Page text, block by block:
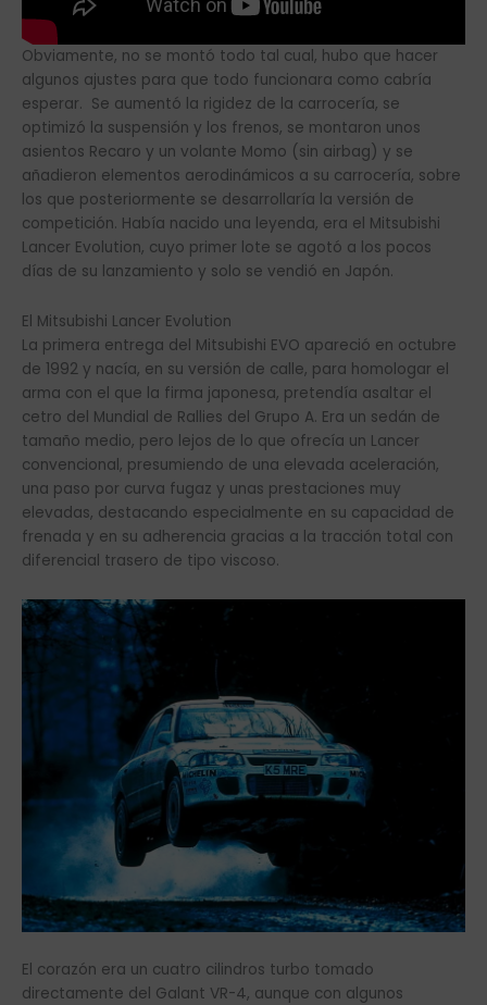
Obviamente, no se montó todo tal cual, hubo que hacer
algunos ajustes para que todo funcionara como cabría
esperar. Se aumentó la rigidez de la carrocería, se
optimizó la suspensión y los frenos, se montaron unos
asientos Recaro y un volante Momo (sin airbag) y se
añadieron elementos aerodinámicos a su carrocería, sobre
los que posteriormente se desarrollaría la versión de
competición. Había nacido una leyenda, era el Mitsubishi
Lancer Evolution, cuyo primer lote se agotó a los pocos
días de su lanzamiento y solo se vendió en Japón.
El Mitsubishi Lancer Evolution
La primera entrega del Mitsubishi EVO apareció en octubre
de 1992 y nacía, en su versión de calle, para homologar el
arma con el que la firma japonesa, pretendía asaltar el
cetro del Mundial de Rallies del Grupo A. Era un sedán de
tamaño medio, pero lejos de lo que ofrecía un Lancer
convencional, presumiendo de una elevada aceleración,
una paso por curva fugaz y unas prestaciones muy
elevadas, destacando especialmente en su capacidad de
frenada y en su adherencia gracias a la tracción total con
diferencial trasero de tipo viscoso.
El corazón era un cuatro cilindros turbo tomado
directamente del Galant VR-4, aunque con algunos